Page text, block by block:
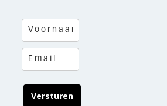
Versturen